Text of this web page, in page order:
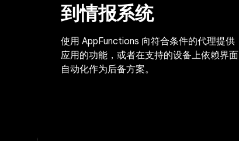
到情报系统
使用 AppFunctions 向符合条件的代理提供
应用的功能，或者在支持的设备上依赖界面
自动化作为后备方案。